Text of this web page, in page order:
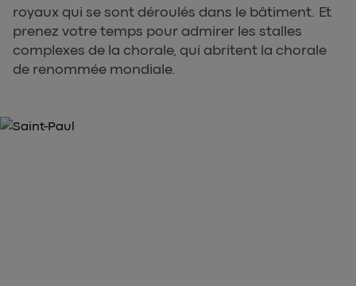
royaux qui se sont déroulés dans le bâtiment. Et
prenez votre temps pour admirer les stalles
complexes de la chorale, qui abritent la chorale
de renommée mondiale.